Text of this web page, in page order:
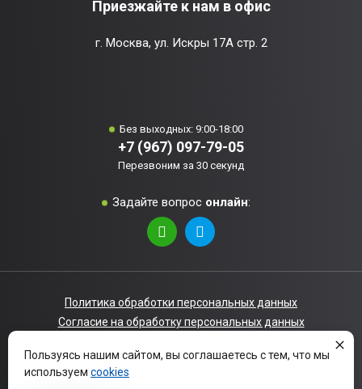
Приезжайте к нам в офис
г. Москва, ул. Искры 17А стр. 2
Без выходных: 9:00-18:00
+7 (967) 097-79-05
Перезвоним за 30 секунд
Задайте вопрос онлайн:
Политика обработки персональных данных
Согласие на обработку персональных данных
© 2008-2026 Компания "Mr.Siper". Все права защищены
Пользуясь нашим сайтом, вы соглашаетесь с тем, что мы
используем cookies